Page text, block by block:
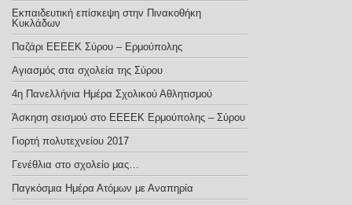
Εκπαιδευτική επίσκεψη στην Πινακοθήκη
Κυκλάδων
Παζάρι ΕΕΕΕΚ Σύρου – Ερμούπολης
Αγιασμός στα σχολεία της Σύρου
4η Πανελλήνια Ημέρα Σχολικού Αθλητισμού
Άσκηση σεισμού στο ΕΕΕΕΚ Ερμούπολης – Σύρου
Γιορτή πολυτεχνείου 2017
Γενέθλια στο σχολείο μας…
Παγκόσμια Ημέρα Ατόμων με Αναπηρία